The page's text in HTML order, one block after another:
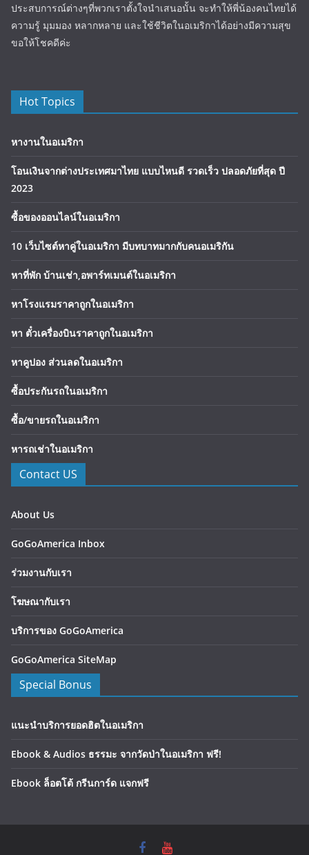
ประสบการณ์ต่างๆที่พวกเราตั้งใจนำเสนอนั้น จะทำให้พี่น้องคนไทยได้
ความรู้ มุมมอง หลากหลาย และใช้ชีวิตในอเมริกาได้อย่างมีความสุข
ขอให้โชคดีค่ะ
Hot Topics
หางานในอเมริกา
โอนเงินจากต่างประเทศมาไทย แบบไหนดี รวดเร็ว ปลอดภัยที่สุด ปี
2023
ซื้อของออนไลน์ในอเมริกา
10 เว็บไซต์หาคู่ในอเมริกา มีบทบาทมากกับคนอเมริกัน
หาที่พัก บ้านเช่า,อพาร์ทเมนต์ในอเมริกา
หาโรงแรมราคาถูกในอเมริกา
หา ตั๋วเครื่องบินราคาถูกในอเมริกา
หาคูปอง ส่วนลดในอเมริกา
ซื้อประกันรถในอเมริกา
ซื้อ/ขายรถในอเมริกา
หารถเช่าในอเมริกา
Contact US
About Us
GoGoAmerica Inbox
ร่วมงานกับเรา
โฆษณากับเรา
บริการของ GoGoAmerica
GoGoAmerica SiteMap
Special Bonus
แนะนำบริการยอดฮิตในอเมริกา
Ebook & Audios ธรรมะ จากวัดป่าในอเมริกา ฟรี!
Ebook ล็อตโต้ กรีนการ์ด แจกฟรี